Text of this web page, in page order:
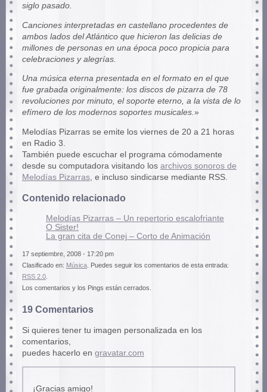
siglo pasado.
Canciones interpretadas en castellano procedentes de
ambos lados del Atlántico que hicieron las delicias de
millones de personas en una época poco propicia para
celebraciones y alegrías.
Una música eterna presentada en el formato en el que
fue grabada originalmente: los discos de pizarra de 78
revoluciones por minuto, el soporte eterno, a la vista de lo
efímero de los modernos soportes musicales.»
Melodías Pizarras se emite los viernes de 20 a 21 horas
en Radio 3.
También puede escuchar el programa cómodamente
desde su computadora visitando los archivos sonoros de
Melodías Pizarras, e incluso sindicarse mediante RSS.
Contenido relacionado
Melodías Pizarras – Un repertorio escalofriante
O Sister!
La gran cita de Conej – Corto de Animación
17 septiembre, 2008 - 17:20 pm
Clasificado en: Música. Puedes seguir los comentarios de esta entrada:
RSS 2.0.
Los comentarios y los Pings están cerrados.
19 Comentarios
Si quieres tener tu imagen personalizada en los
comentarios,
puedes hacerlo en gravatar.com
¡Gracias amigo!